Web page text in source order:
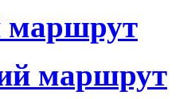
маршрут
маршрут